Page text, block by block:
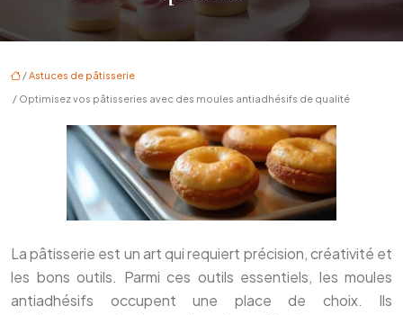
/Astuces de pâtisserie
/ Optimisez vos pâtisseries avec des moules antiadhésifs de qualité
La pâtisserie est un art qui requiert précision, créativité et
les bons outils. Parmi ces outils essentiels, les moules
antiadhésifs occupent une place de choix. Ils